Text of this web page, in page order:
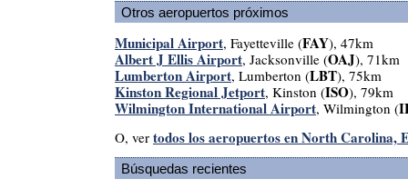
Otros aeropuertos próximos
Municipal Airport, Fayetteville (FAY), 47km
Albert J Ellis Airport, Jacksonville (OAJ), 71km
Lumberton Airport, Lumberton (LBT), 75km
Kinston Regional Jetport, Kinston (ISO), 79km
Wilmington International Airport, Wilmington (
O, ver todos los aeropuertos en North Carolina,
Búsquedas recientes